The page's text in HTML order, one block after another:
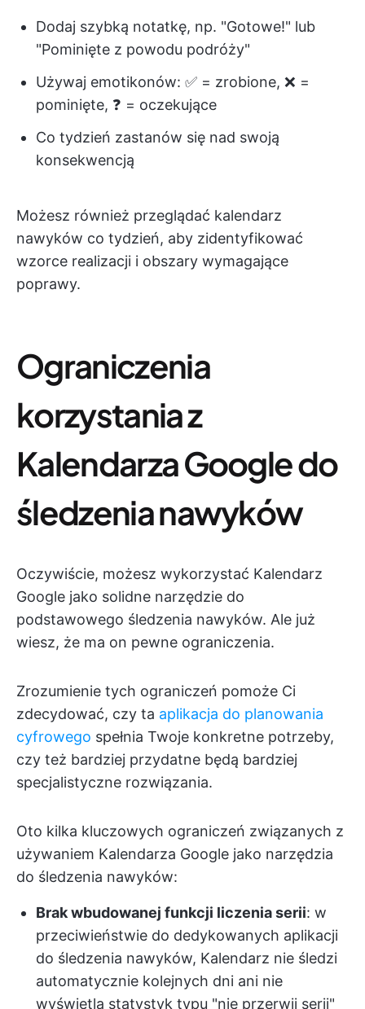
Dodaj szybką notatkę, np. "Gotowe!" lub
"Pominięte z powodu podróży"
Używaj emotikonów: ✅ = zrobione, ❌ =
pominięte, ❓ = oczekujące
Co tydzień zastanów się nad swoją
konsekwencją
Możesz również przeglądać kalendarz
nawyków co tydzień, aby zidentyfikować
wzorce realizacji i obszary wymagające
poprawy.
Ograniczenia
korzystania z
Kalendarza Google do
śledzenia nawyków
Oczywiście, możesz wykorzystać Kalendarz
Google jako solidne narzędzie do
podstawowego śledzenia nawyków. Ale już
wiesz, że ma on pewne ograniczenia.
Zrozumienie tych ograniczeń pomoże Ci
zdecydować, czy ta aplikacja do planowania
cyfrowego spełnia Twoje konkretne potrzeby,
czy też bardziej przydatne będą bardziej
specjalistyczne rozwiązania.
Oto kilka kluczowych ograniczeń związanych z
używaniem Kalendarza Google jako narzędzia
do śledzenia nawyków:
Brak wbudowanej funkcji liczenia serii: w
przeciwieństwie do dedykowanych aplikacji
do śledzenia nawyków, Kalendarz nie śledzi
automatycznie kolejnych dni ani nie
wyświetla statystyk typu "nie przerwij serii"